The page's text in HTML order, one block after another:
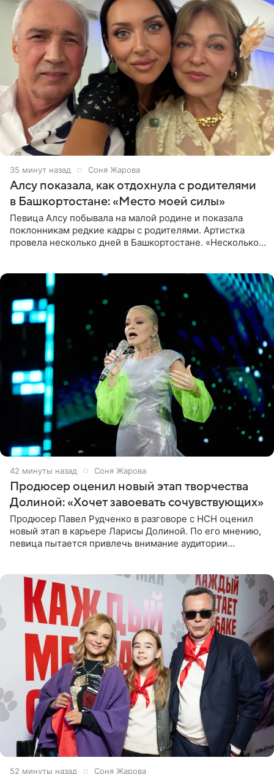
36 минут назад Соня Жарова
Алсу показала, как отдохнула с родителями
в Башкортостане: «Место моей силы»
Певица Алсу побывала на малой родине и показала
поклонникам редкие кадры с родителями. Артистка
провела несколько дней в Башкортостане. «Несколько
43 минуты назад Соня Жарова
Продюсер оценил новый этап творчества
Долиной: «Хочет завоевать сочувствующих»
Продюсер Павел Рудченко в разговоре с НСН оценил
новый этап в карьере Ларисы Долиной. По его мнению,
певица пытается привлечь внимание аудитории
53 минуты назад Соня Жарова